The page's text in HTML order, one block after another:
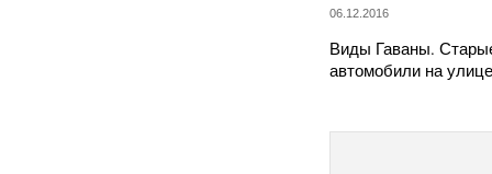
06.12.2016
Виды Гаваны.
автомобили на